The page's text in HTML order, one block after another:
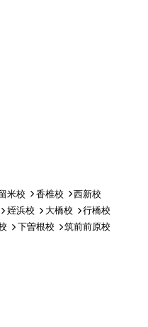
米校 香椎校
西新校
姪浜校 大橋校
行橋校
下曽根校
筑前前原校